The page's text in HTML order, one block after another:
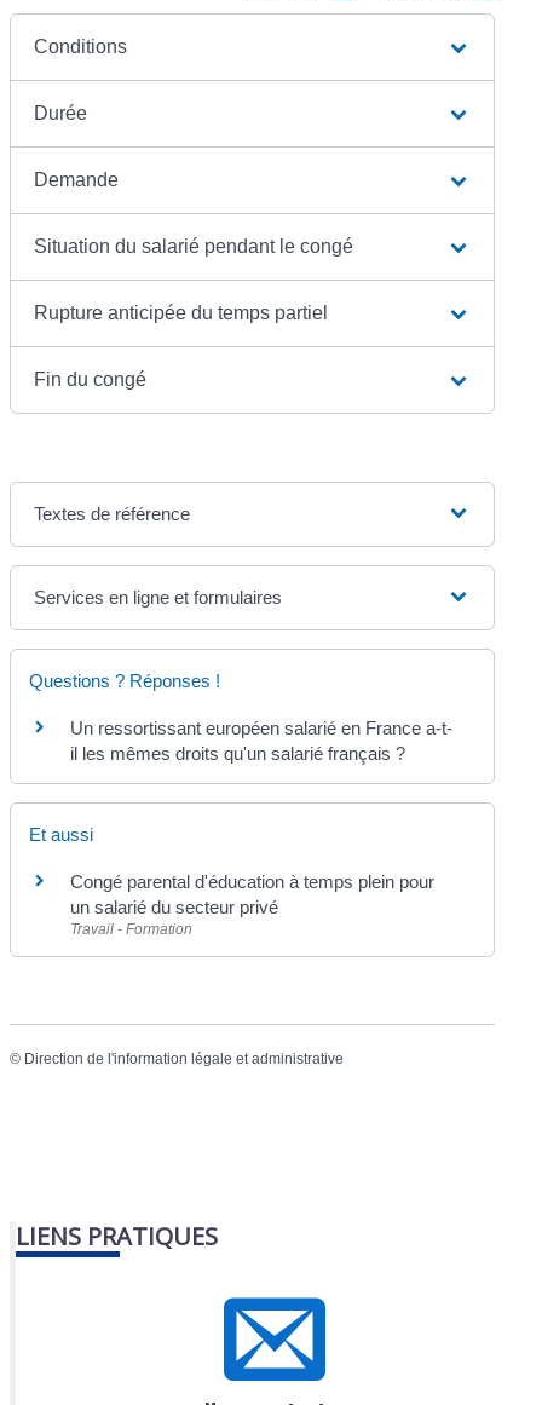
Conditions
Durée
Demande
Situation du salarié pendant le congé
Rupture anticipée du temps partiel
Fin du congé
Textes de référence
Services en ligne et formulaires
Questions ? Réponses !
Un ressortissant européen salarié en France a-t-
il les mêmes droits qu'un salarié français ?
Et aussi
Congé parental d'éducation à temps plein pour
un salarié du secteur privé
Travail - Formation
© Direction de l'information légale et administrative
LIENS PRATIQUES